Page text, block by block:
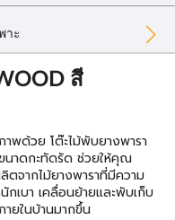
าะ
สี
าพด้วย โต๊ะไม้พับยางพารา
นาดกะทัดรัด ช่วยให้คุณ
ตจากไม้ยางพาราที่มีความ
กเบา เคลื่อนย้ายและพับเก็บ
ายในบ้านมากขึ้น